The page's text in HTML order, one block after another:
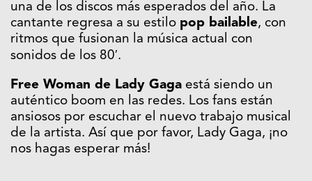
una de los discos más esperados del año. La
cantante regresa a su estilo pop bailable, con
ritmos que fusionan la música actual con
sonidos de los 80′.
Free Woman de Lady Gaga está siendo un
auténtico boom en las redes. Los fans están
ansiosos por escuchar el nuevo trabajo musical
de la artista. Así que por favor, Lady Gaga, ¡no
nos hagas esperar más!